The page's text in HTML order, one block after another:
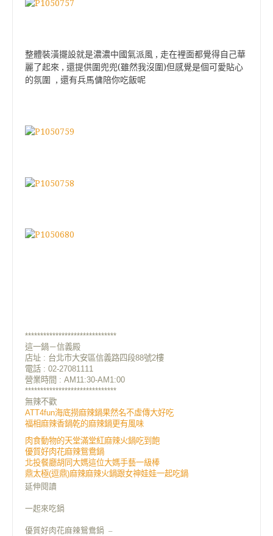
整體裝潢擺設就是濃濃中國氣派風 , 走在裡面都覺得自己華
麗了起來 , 還提供圍兜兜(雖然我沒圍)但感覺是個可愛貼心
的氛圍 , 還有兵馬傭陪你吃飯呢
******************************
這一鍋－信義殿
店址 : 台北市大安區信義路四段88號2樓
電話 : 02-27081111
營業時間 : AM11:30-AM1:00
******************************
無辣不歡
ATT4fun海底撈麻辣鍋果然名不虛傳大好吃
福相麻辣香鍋乾的麻辣鍋更有風味
肉食動物的天堂滿堂紅麻辣火鍋吃到飽
優質好肉花麻辣鴛鴦鍋
北投餐廳胡同大媽這位大媽手藝一級棒
鼎太極(逗鼎)麻辣麻辣火鍋跟女神娃娃一起吃鍋
延伸閱讀
一起來吃鍋
優質好肉花麻辣鴛鴦鍋 –